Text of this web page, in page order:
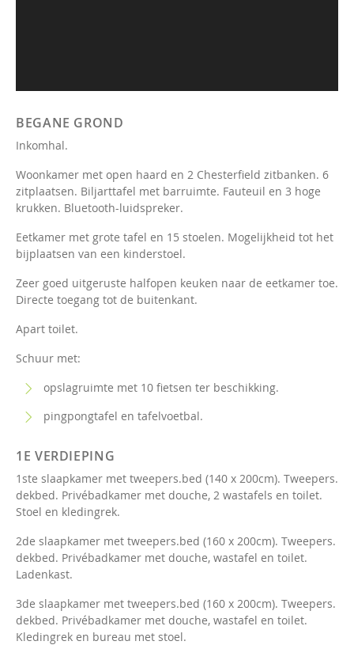
BEGANE GROND
Inkomhal.
Woonkamer met open haard en 2 Chesterfield zitbanken. 6
zitplaatsen. Biljarttafel met barruimte. Fauteuil en 3 hoge
krukken. Bluetooth-luidspreker.
Eetkamer met grote tafel en 15 stoelen. Mogelijkheid tot het
bijplaatsen van een kinderstoel.
Zeer goed uitgeruste halfopen keuken naar de eetkamer toe.
Directe toegang tot de buitenkant.
Apart toilet.
Schuur met:
opslagruimte met 10 fietsen ter beschikking.
pingpongtafel en tafelvoetbal.
1E VERDIEPING
1ste slaapkamer met tweepers.bed (140 x 200cm). Tweepers.
dekbed. Privébadkamer met douche, 2 wastafels en toilet.
Stoel en kledingrek.
2de slaapkamer met tweepers.bed (160 x 200cm). Tweepers.
dekbed. Privébadkamer met douche, wastafel en toilet.
Ladenkast.
3de slaapkamer met tweepers.bed (160 x 200cm). Tweepers.
dekbed. Privébadkamer met douche, wastafel en toilet.
Kledingrek en bureau met stoel.